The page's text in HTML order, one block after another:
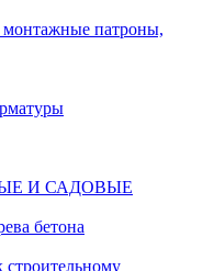
патроны,
И САДОВЫЕ
бетона
строительному